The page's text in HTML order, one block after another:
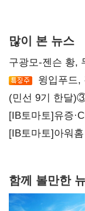
많이 본 뉴스
구광모-젠슨 황,
윙입푸드,
(민선 9기 한달
20년만에 '비상
[IB토마토]유증
상폐 압박
[IB토마토]아워
함께 볼만한